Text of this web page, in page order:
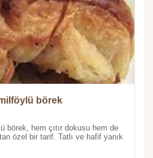
börek
börek, hem çıtır dokusu hem de
özel bir tarif. Tatlı ve hafif yanık